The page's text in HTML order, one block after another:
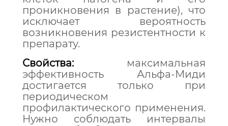
проникновения в растение), что
исключает вероятность
возникновения резистентности к
препарату.
Свойства: максимальная
эффективность Альфа-Миди
достигается только при
периодическом
профилактического применения.
Нужно соблюдать интервалы